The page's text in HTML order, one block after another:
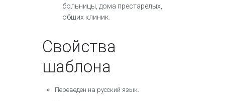
больницы, дома престарелых,
общих клиник.
Свойства
шаблона
Переведен на русский язык.